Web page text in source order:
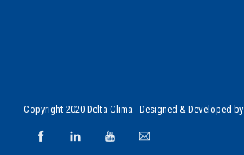
Copyright 2020 Delta-Clima - Designed & Developed by